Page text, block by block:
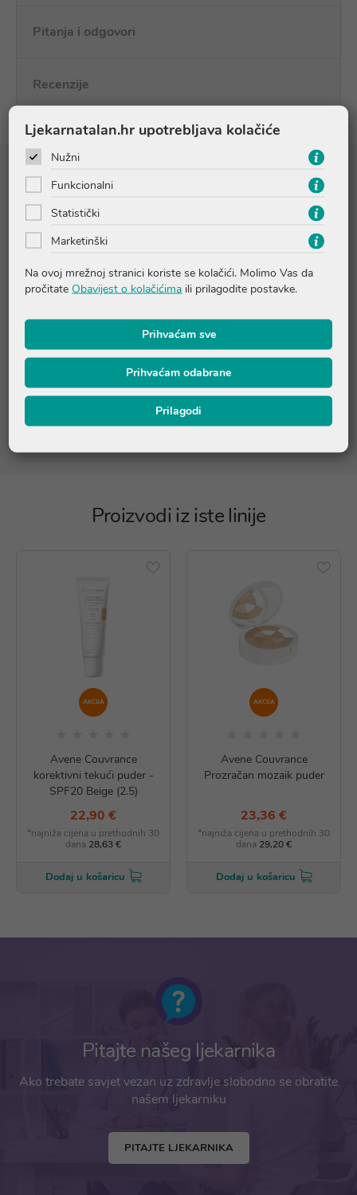
Pitanja i odgovori
Recenzije
WATER (AQUA), IRON OXIDES (CI 77499), BEESWAX (CERA
ALBA), GLYCERIN, CETEARYL ALCOHOL, ACACIA SENEGAL
GUM, EUPHORBIA CERIFERA (CANDELILLA) WAX
(CANDELILLA CERA), SILICA, PALMITIC ACID, STEARIC ACID ,
GLYCERYL BEHENATE, GLYCERYL CAPRYLATE, SODIUM
HYDROXIDE, SODIUM STEAROYL LACTYLATE, TRIBEHENIN.
Popis sastojaka je informativnog karaktera. Molimo provjerite
točan sastav na pakiranju ili nas kontaktirajte na
online@ljekarnatalan.hr
Proizvodi iz iste linije
AKCIJA
Avene Couvrance
korektivni tekući puder -
SPF20 Beige (2.5)
22,90 €
*najniža cijena u prethodnih 30
dana 28,63 €
Dodaj u košaricu
AKCIJA
Avene Couvrance
Prozračan mozaik puder
23,36 €
*najniža cijena u prethodnih 30
dana 29,20 €
Dodaj u košaricu
Pitajte našeg ljekarnika
Ako trebate savjet vezan uz zdravlje slobodno se obratite
našem ljekarniku
PITAJTE LJEKARNIKA
Ljekarnatalan.hr upotrebljava kolačiće
Nužni
Funkcionalni
Statistički
Marketinški
Na ovoj mrežnoj stranici koriste se kolačići. Molimo Vas da
pročitate Obavijest o kolačićima ili prilagodite postavke.
Prihvaćam sve
Prihvaćam odabrane
Prilagodi